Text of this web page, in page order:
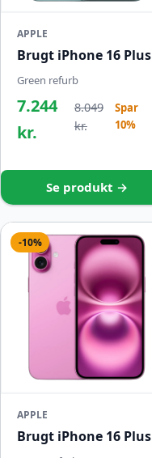
APPLE
Brugt iPhone 16 Plus
Green refurb
7.244
kr.
8.049
kr.
Spar
10%
Se produkt →
-10%
APPLE
Brugt iPhone 16 Plus